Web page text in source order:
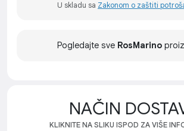
U skladu sa Zakonom o zaštiti
Pogledajte sve RosMarino
NAČIN
KLIKNITE NA SLIKU ISPOD ZA VIŠE